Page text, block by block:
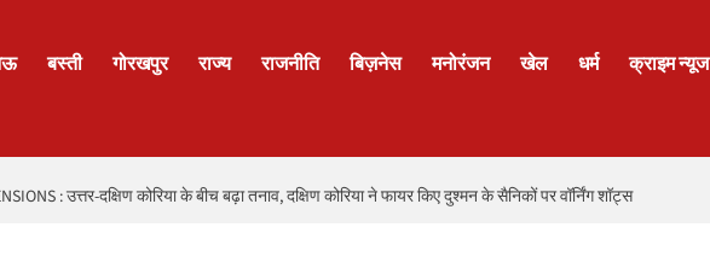
बस्ती गोरखपुर राज्य राजनीति बिज़नेस मनोरंजन खेल धर्म क्राइम न्यूज
: उत्तर-दक्षिण कोरिया के बीच बढ़ा तनाव, दक्षिण कोरिया ने फायर किए दुश्मन के सैनिकों पर वॉर्निंग शॉट्स